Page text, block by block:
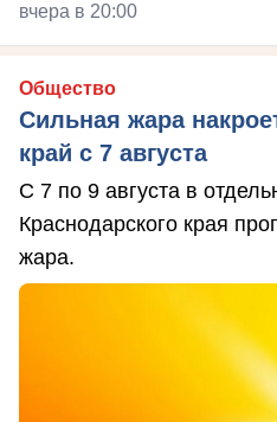
вчера в 20:00
Общество
Сильная жара
край с 7 августа
С 7 по 9 августа в
Краснодарского края
жара.